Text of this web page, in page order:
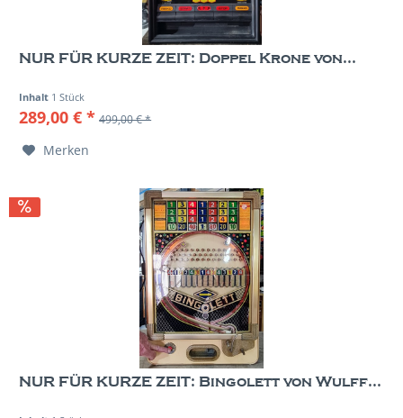
NUR FÜR KURZE ZEIT: Doppel Krone von...
Inhalt 1 Stück
289,00 € * 499,00 € *
Merken
NUR FÜR KURZE ZEIT: Bingolett von Wulff...